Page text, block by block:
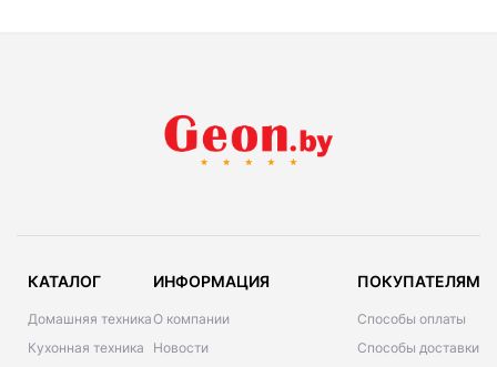
КАТАЛОГ
Домашняя техника
Кухонная техника
ИНФОРМАЦИЯ
О компании
Новости
ПОКУПАТЕЛЯМ
Способы оплаты
Способы доставки